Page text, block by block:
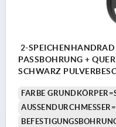
2-
PASSBOHRUNG +
SCHWARZ
FARBE